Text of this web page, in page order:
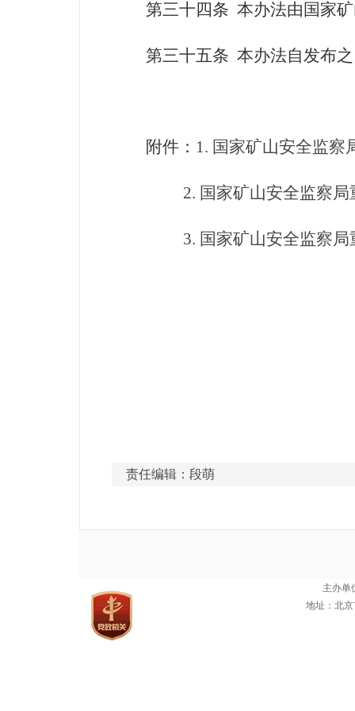
第三十四条 本办法由国家
第三十五条 本办法自发布
附件： 1. 国家矿山安全监察
2. 国家矿山安全监察
3. 国家矿山安全监察
责任编辑：段萌
主办
地址：北